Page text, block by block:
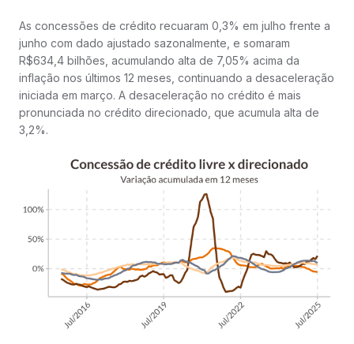
As concessões de crédito recuaram 0,3% em julho frente a
junho com dado ajustado sazonalmente, e somaram
R$634,4 bilhões, acumulando alta de 7,05% acima da
inflação nos últimos 12 meses, continuando a desaceleração
iniciada em março. A desaceleração no crédito é mais
pronunciada no crédito direcionado, que acumula alta de
3,2%.